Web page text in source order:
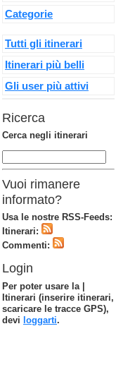
Categorie
Tutti gli itinerari
Itinerari più belli
Gli user più attivi
Ricerca
Cerca negli itinerari
Vuoi rimanere
informato?
Usa le nostre RSS-Feeds:
Itinerari:
Commenti:
Login
Per poter usare la |
Itinerari (inserire itinerari,
scaricare le tracce GPS),
devi loggarti.